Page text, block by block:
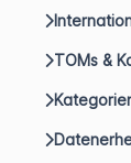
TOMs &